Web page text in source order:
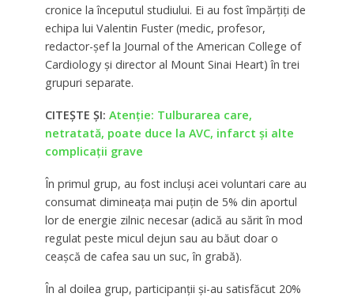
cronice la începutul studiului. Ei au fost împărțiți de
echipa lui Valentin Fuster (medic, profesor,
redactor-șef la Journal of the American College of
Cardiology și director al Mount Sinai Heart) în trei
grupuri separate.
CITEȘTE ȘI: Atenție: Tulburarea care,
netratată, poate duce la AVC, infarct și alte
complicații grave
În primul grup, au fost incluși acei voluntari care au
consumat dimineața mai puțin de 5% din aportul
lor de energie zilnic necesar (adică au sărit în mod
regulat peste micul dejun sau au băut doar o
ceașcă de cafea sau un suc, în grabă).
În al doilea grup, participanții și-au satisfăcut 20%